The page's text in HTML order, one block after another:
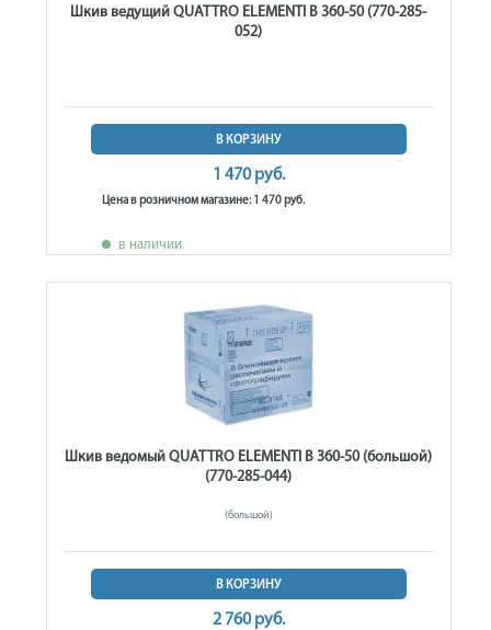
Шкив ведущий QUATTRO ELEMENTI B 360-50 (770-285-
052)
В КОРЗИНУ
1 470 руб.
Цена в розничном магазине: 1 470 руб.
в наличии
Шкив ведомый QUATTRO ELEMENTI B 360-50 (большой)
(770-285-044)
(большой)
В КОРЗИНУ
2 760 руб.